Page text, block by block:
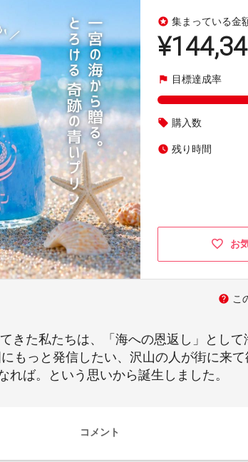
stars 集まっている金
flag 目標達成率
local_offer 購入数
watch_later 残り時間
お
help こ
た私たちは、「海への恩返し」として
もっと発信したい、沢山の人が街に来
ば。という思いから誕生しました。
コメント